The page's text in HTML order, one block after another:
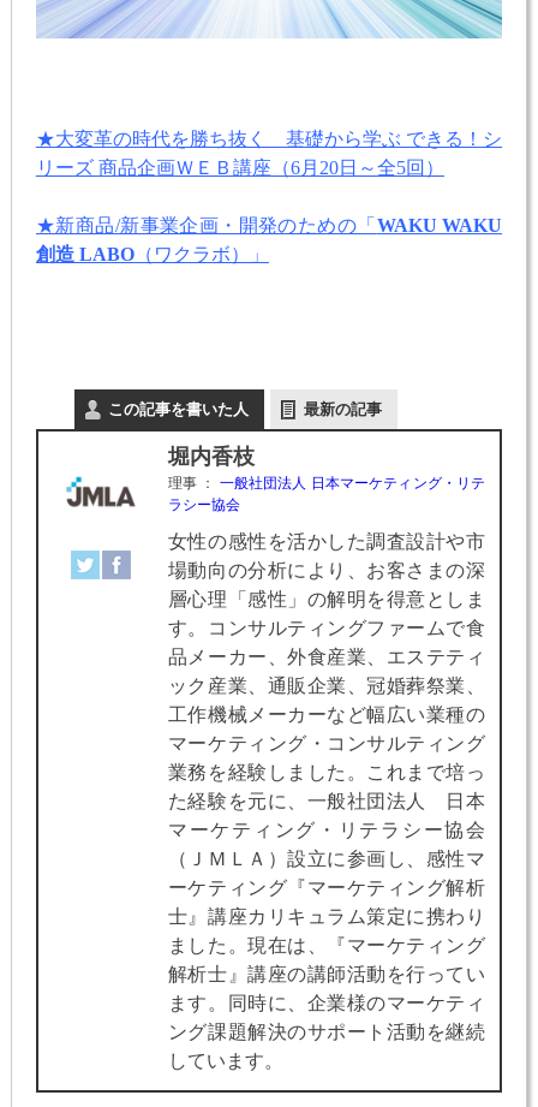
★大変革の時代を勝ち抜く 基礎から学ぶ できる！シ
リーズ 商品企画ＷＥＢ講座（6月20日～全5回）
★新商品/新事業企画・開発のための「 WAKU WAKU
創造 LABO（ワクラボ）」
この記事を書いた人 最新の記事
堀内香枝
理事 ： 一般社団法人 日本マーケティング・リテ
ラシー協会
女性の感性を活かした調査設計や市
場動向の分析により、お客さまの深
層心理「感性」の解明を得意としま
す。コンサルティングファームで食
品メーカー、外食産業、エステティ
ック産業、通販企業、冠婚葬祭業、
工作機械メーカーなど幅広い業種の
マーケティング・コンサルティング
業務を経験しました。これまで培っ
た経験を元に、一般社団法人 日本
マーケティング・リテラシー協会
（ＪＭＬＡ）設立に参画し、感性マ
ーケティング『マーケティング解析
士』講座カリキュラム策定に携わり
ました。現在は、『マーケティング
解析士』講座の講師活動を行ってい
ます。同時に、企業様のマーケティ
ング課題解決のサポート活動を継続
しています。